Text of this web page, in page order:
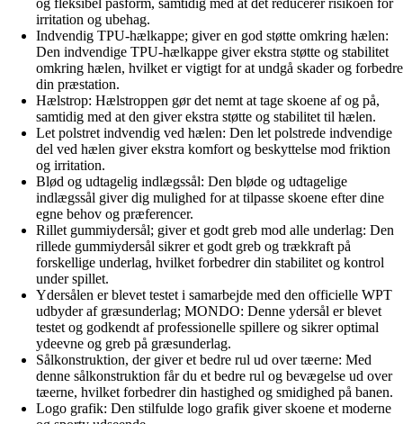
irritation og ubehag.
Indvendig TPU-hælkappe; giver en god støtte omkring hælen:
Den indvendige TPU-hælkappe giver ekstra støtte og stabilitet
omkring hælen, hvilket er vigtigt for at undgå skader og forbedre
din præstation.
Hælstrop: Hælstroppen gør det nemt at tage skoene af og på,
samtidig med at den giver ekstra støtte og stabilitet til hælen.
Let polstret indvendig ved hælen: Den let polstrede indvendige
del ved hælen giver ekstra komfort og beskyttelse mod friktion
og irritation.
Blød og udtagelig indlægssål: Den bløde og udtagelige
indlægssål giver dig mulighed for at tilpasse skoene efter dine
egne behov og præferencer.
Rillet gummiydersål; giver et godt greb mod alle underlag: Den
rillede gummiydersål sikrer et godt greb og trækkraft på
forskellige underlag, hvilket forbedrer din stabilitet og kontrol
under spillet.
Ydersålen er blevet testet i samarbejde med den officielle WPT
udbyder af græsunderlag; MONDO: Denne ydersål er blevet
testet og godkendt af professionelle spillere og sikrer optimal
ydeevne og greb på græsunderlag.
Sålkonstruktion, der giver et bedre rul ud over tæerne: Med
denne sålkonstruktion får du et bedre rul og bevægelse ud over
tæerne, hvilket forbedrer din hastighed og smidighed på banen.
Logo grafik: Den stilfulde logo grafik giver skoene et moderne